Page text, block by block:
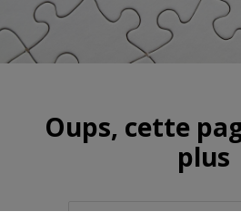
Oups, cette
plus